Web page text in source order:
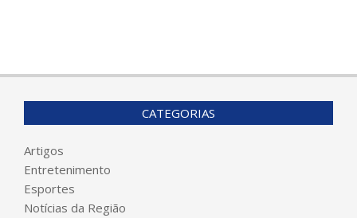
CATEGORIAS
Artigos
Entretenimento
Esportes
Notícias da Região